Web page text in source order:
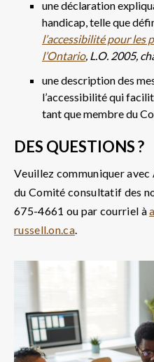
une déclaration
handicap, telle que
l’accessibilité pour les
l’Ontario, L.O. 2005,
une description des
l’accessibilité qui
tant que membre du
DES QUESTIONS ?
Veuillez communiquer
du Comité consultatif des
675-4661 ou par courriel à
russell.on.ca.